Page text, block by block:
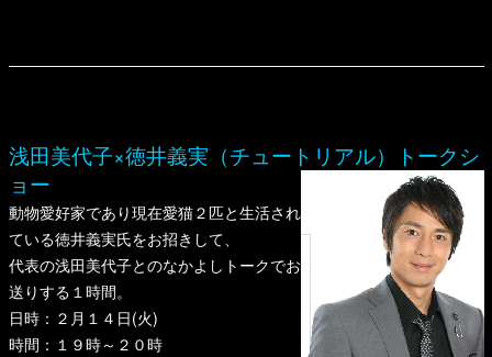
浅田美代子×徳井義実（チュートリアル）トークシ
ョー
動物愛好家であり現在愛猫２匹と生活され
ている徳井義実氏をお招きして、
代表の浅田美代子とのなかよしトークでお
送りする１時間。
日時：２月１４日(火)
時間：１９時～２０時